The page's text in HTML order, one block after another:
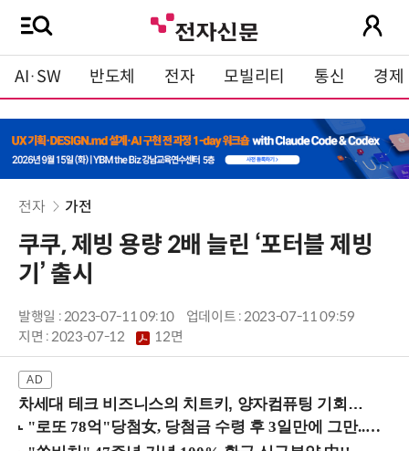
AI·SW 반도체 전자 모빌리티 통신 경제
전자 가전
쿠쿠, 제빙 용량 2배 늘린 ‘포터블 제빙
기’ 출시
발행일 : 2023-07-11 09:10
업데이트 : 2023-07-11 09:59
지면 :2023-07-12 12면
차세대 테크 비즈니스의 치트키, 양자컴퓨팅 기회를 선점하라! (8/28 강남역)